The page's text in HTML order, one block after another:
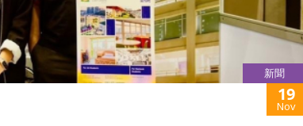
新聞
19
Nov